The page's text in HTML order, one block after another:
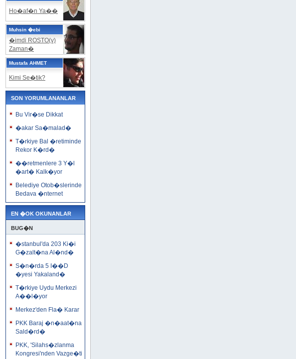
Ho�af�n Ya��
Muhsin �ebi
�imdi ROSTO(v)
Zaman�
Mustafa AHMET
Kimi Se�tik?
SON YORUMLANANLAR
Bu Vir�se Dikkat
�akar Sa�malad�
T�rkiye Bal �retiminde
Rekor K�rd�
��retmenlere 3 Y�l
�art� Kalk�yor
Belediye Otob�slerinde
Bedava �nternet
EN �OK OKUNANLAR
BUG�N
�stanbul'da 203 Ki�i
G�zalt�na Al�nd�
S�n�rda 5 I��D
�yesi Yakaland�
T�rkiye Uydu Merkezi
A��l�yor
Merkez'den Fla� Karar
PKK Baraj �n�aat�na
Sald�rd�
PKK, 'Silahs�zlanma
Kongresi'nden Vazge�ti